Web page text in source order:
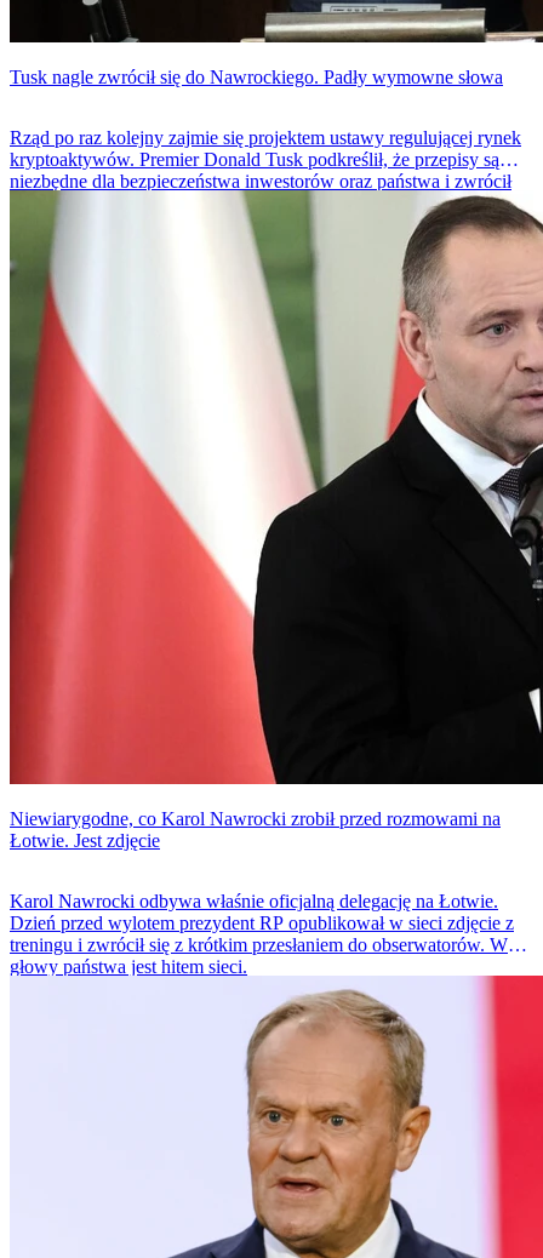
Tusk nagle zwrócił się do Nawrockiego. Padły wymowne słowa
Rząd po raz kolejny zajmie się projektem ustawy regulującej rynek
kryptoaktywów. Premier Donald Tusk podkreślił, że przepisy są
niezbędne dla bezpieczeństwa inwestorów oraz państwa i zwrócił
się do prezydenta Karola Nawrockiego o ich przyjęcie.
Niewiarygodne, co Karol Nawrocki zrobił przed rozmowami na
Łotwie. Jest zdjęcie
Karol Nawrocki odbywa właśnie oficjalną delegację na Łotwie.
Dzień przed wylotem prezydent RP opublikował w sieci zdjęcie z
treningu i zwrócił się z krótkim przesłaniem do obserwatorów. Wpis
głowy państwa jest hitem sieci.